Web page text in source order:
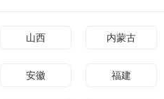
山西 内蒙古
安徽 福建